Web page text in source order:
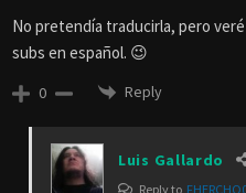
No pretendía traducirla, pero
subs en español. 😉
0 Reply
Luis Gallardo
Reply to